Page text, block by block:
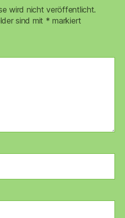
wird nicht veröffentlicht.
sind mit * markiert